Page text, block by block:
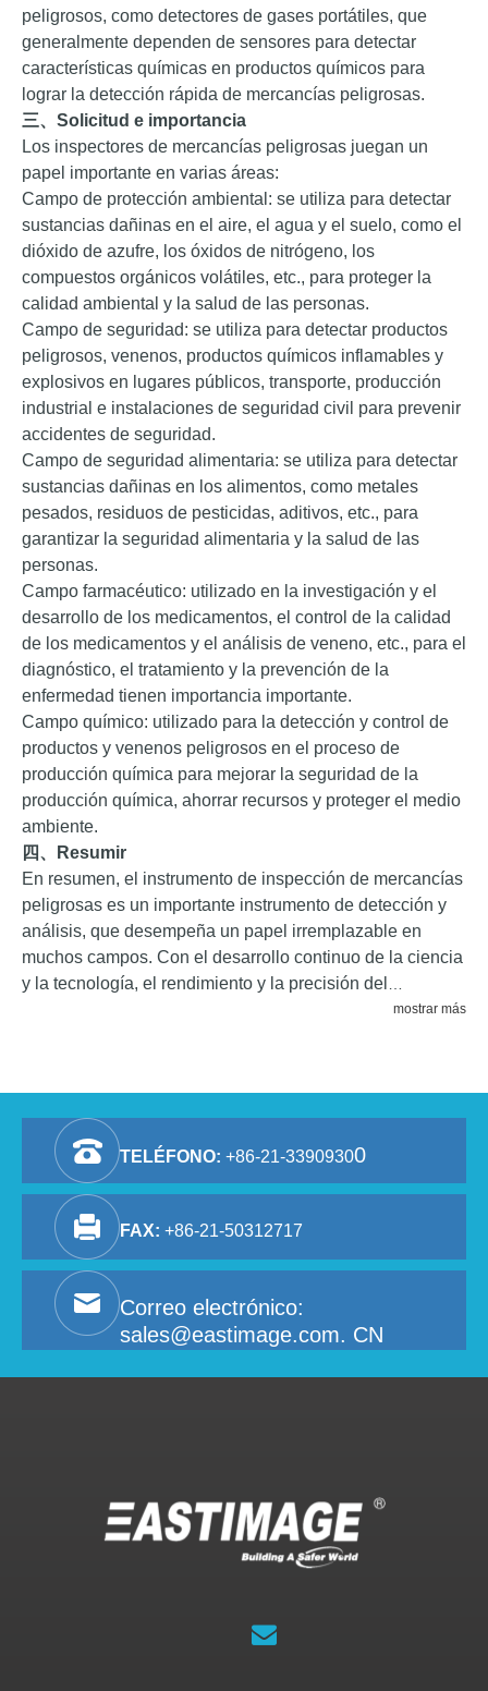
peligrosos, como detectores de gases portátiles, que
generalmente dependen de sensores para detectar
características químicas en productos químicos para
lograr la detección rápida de mercancías peligrosas.
三、 Solicitud e importancia
Los inspectores de mercancías peligrosas juegan un
papel importante en varias áreas:
Campo de protección ambiental: se utiliza para detectar
sustancias dañinas en el aire, el agua y el suelo, como el
dióxido de azufre, los óxidos de nitrógeno, los
compuestos orgánicos volátiles, etc., para proteger la
calidad ambiental y la salud de las personas.
Campo de seguridad: se utiliza para detectar productos
peligrosos, venenos, productos químicos inflamables y
explosivos en lugares públicos, transporte, producción
industrial e instalaciones de seguridad civil para prevenir
accidentes de seguridad.
Campo de seguridad alimentaria: se utiliza para detectar
sustancias dañinas en los alimentos, como metales
pesados, residuos de pesticidas, aditivos, etc., para
garantizar la seguridad alimentaria y la salud de las
personas.
Campo farmacéutico: utilizado en la investigación y el
desarrollo de los medicamentos, el control de la calidad
de los medicamentos y el análisis de veneno, etc., para el
diagnóstico, el tratamiento y la prevención de la
enfermedad tienen importancia importante.
Campo químico: utilizado para la detección y control de
productos y venenos peligrosos en el proceso de
producción química para mejorar la seguridad de la
producción química, ahorrar recursos y proteger el medio
ambiente.
四、
Resumir
En resumen, el instrumento de inspección de mercancías
peligrosas es un importante instrumento de detección y
análisis, que desempeña un papel irremplazable en
muchos campos. Con el desarrollo continuo de la ciencia
y la tecnología, el rendimiento y la precisión del
instrumento de inspección de mercancías peligrosasmostrar más
TELÉFONO: +86-21-33909300
FAX: +86-21-50312717
Correo electrónico:
sales@eastimage.com. CN